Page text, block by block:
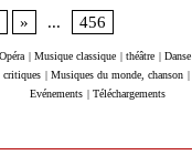
» ... 456
Opéra | Musique classique | théâtre | Danse
critiques | Musiques du monde, chanson |
Evénements | Téléchargements